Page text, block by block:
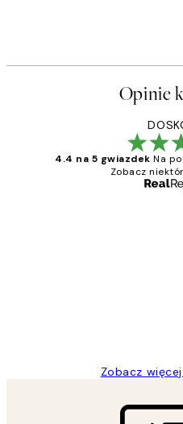
Opinie
4.4 na 5 gwiazdek Na
Zobacz
Zobacz